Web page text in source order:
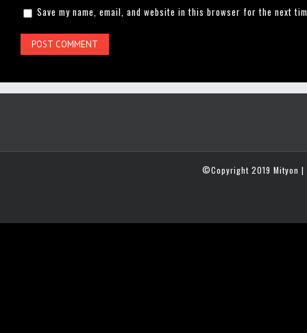
Save my name, email, and website in this browser for the next
©Copyright 2019 Mityon